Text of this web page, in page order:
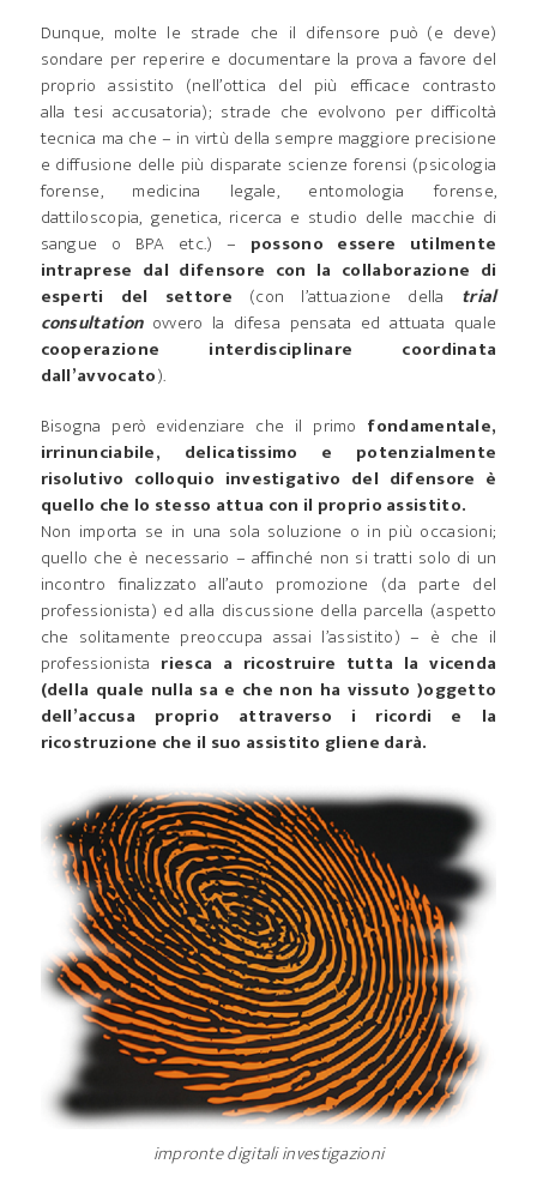
Dunque, molte le strade che il difensore può (e deve)
sondare per reperire e documentare la prova a favore del
proprio assistito (nell’ottica del più efficace contrasto
alla tesi accusatoria); strade che evolvono per difficoltà
tecnica ma che – in virtù della sempre maggiore precisione
e diffusione delle più disparate scienze forensi (psicologia
forense, medicina legale, entomologia forense,
dattiloscopia, genetica, ricerca e studio delle macchie di
sangue o BPA etc.) – possono essere utilmente
intraprese dal difensore con la collaborazione di
esperti del settore (con l’attuazione della trial
consultationovvero la difesa pensata ed attuata quale
cooperazione interdisciplinare coordinata
dall’avvocato).
Bisogna però evidenziare che il primo fondamentale,
irrinunciabile, delicatissimo e potenzialmente
risolutivo colloquio investigativo del difensore è
quello che lo stesso attua con il proprio assistito.
Non importa se in una sola soluzione o in più occasioni;
quello che è necessario – affinché non si tratti solo di un
incontro finalizzato all’auto promozione (da parte del
professionista) ed alla discussione della parcella (aspetto
che solitamente preoccupa assai l’assistito) – è che il
professionista riesca a ricostruire tutta la vicenda
(della quale nulla sa e che non ha vissuto )oggetto
dell’accusa proprio attraverso i ricordi e la
ricostruzione che il suo assistito gliene darà.
impronte digitali investigazioni